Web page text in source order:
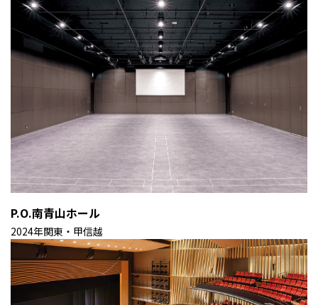
P.O.南青山ホール
2024年関東・甲信越